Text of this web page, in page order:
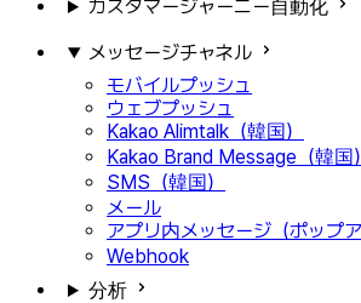
カスタマージャーニー自動化
メッセージチャネル
モバイルプッシュ
ウェブプッシュ
Kakao Alimtalk（韓国）
Kakao Brand Message（韓国）
SMS（韓国）
メール
アプリ内メッセージ（ポップア
Webhook
分析